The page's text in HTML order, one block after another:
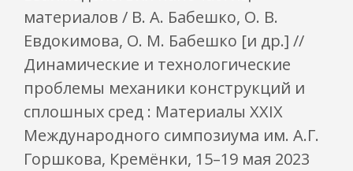
материалов / В. А. Бабешко, О. В.
Евдокимова, О. М. Бабешко [и др.] //
Динамические и технологические
проблемы механики конструкций и
сплошных сред : Материалы XXIX
Международного симпозиума им. А.Г.
Горшкова, Кремёнки, 15–19 мая 2023